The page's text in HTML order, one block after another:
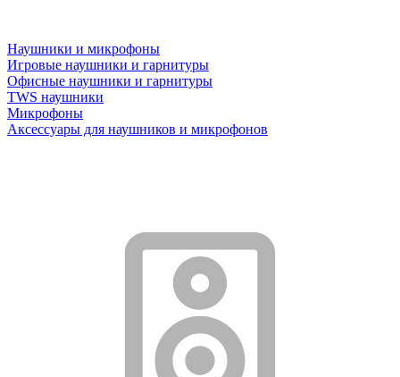
Наушники и микрофоны
Игровые наушники и гарнитуры
Офисные наушники и гарнитуры
TWS наушники
Микрофоны
Аксессуары для наушников и микрофонов